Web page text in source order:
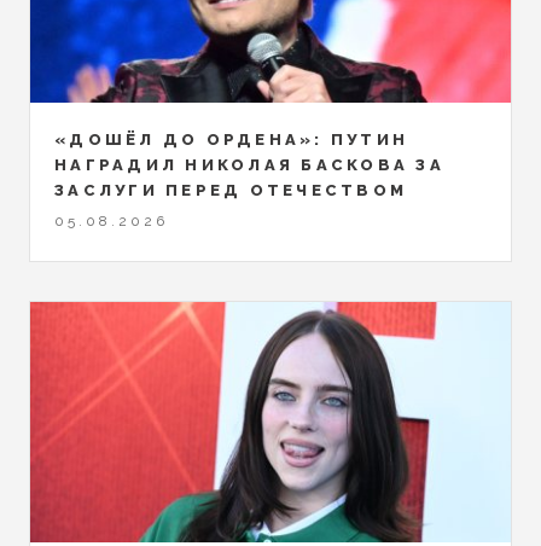
«ДОШЁЛ ДО ОРДЕНА»: ПУТИН
НАГРАДИЛ НИКОЛАЯ БАСКОВА ЗА
ЗАСЛУГИ ПЕРЕД ОТЕЧЕСТВОМ
05.08.2026